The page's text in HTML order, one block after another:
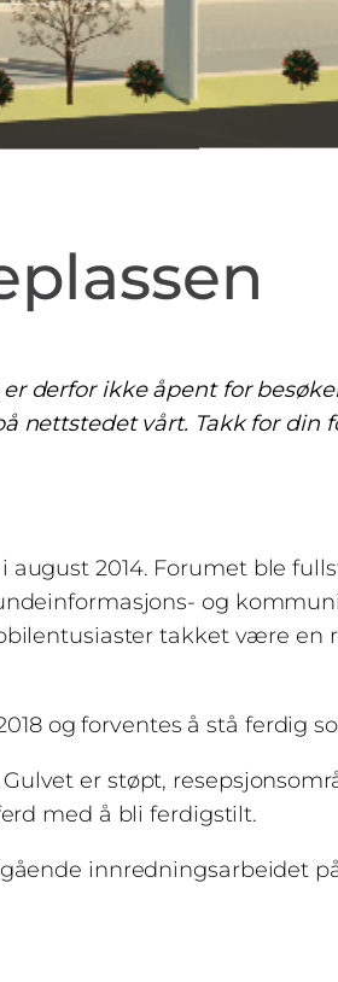
derfor ikke åpent for
vårt. Takk for din
2014. Forumet ble
og
takket være en
og forventes å stå ferdig
er støpt,
med å bli ferdigstilt.
innredningsarbeidet